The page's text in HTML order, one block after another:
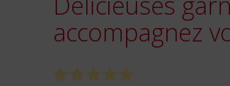
accompagnez